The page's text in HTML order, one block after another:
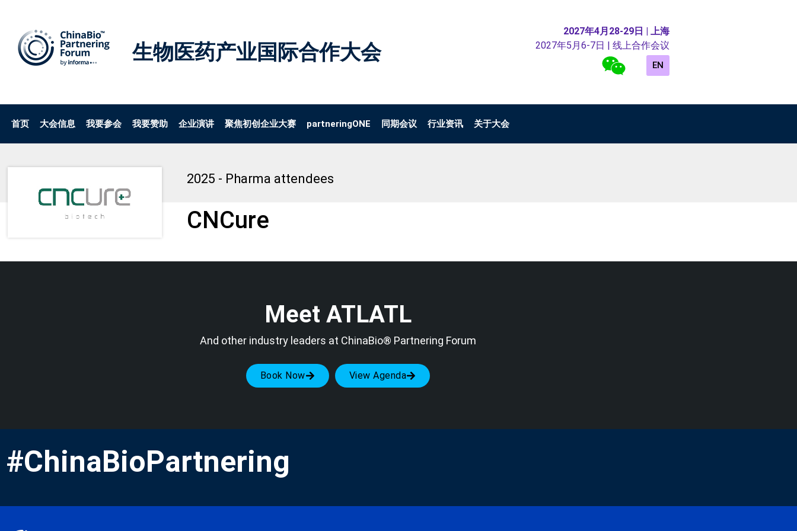
生物医药产业国际合作大会
2027年4月28-29日 | 上海
2027年5月6-7日 | 线上合作会议
EN
首页 大会信息 我要参会 我要赞助 企业演讲 聚焦初创企业大赛 partneringONE 同期会议 行业资讯 关于大会
2025 - Pharma attendees
CNCure
Meet ATLATL
And other industry leaders at ChinaBio® Partnering Forum
Book Now View Agenda
#ChinaBioPartnering